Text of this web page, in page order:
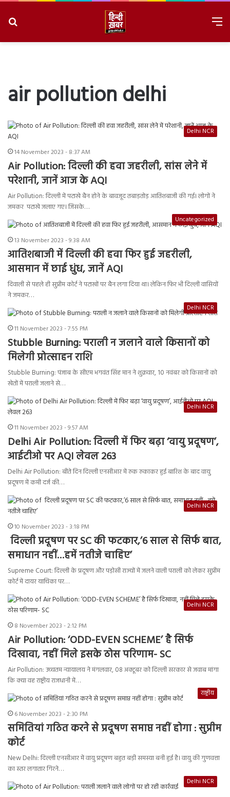
air pollution delhi
Delhi NCR
14 November 2023 - 8:37 AM
Air Pollution: दिल्ली की हवा जहरीली, सांस लेने में
परेशानी, जानें आज के AQI
Air Pollution: दिल्ली में पटाखे बैन होने के बावजूद तबाड़तोड़ आतिशबाजी की गई। लोगों ने
जमकर पटाखे जलाए गए। जिसके…
Uncategorized
13 November 2023 - 9:38 AM
आतिशबाजी में दिल्ली की हवा फिर हुई जहरीली,
आसमान में छाई धुंध, जानें AQI
दिवाली से पहले ही सुप्रीम कोर्ट ने पटाखों पर बैन लगा दिया था। लेकिन फिर भी दिल्ली वासियों
ने जमकर…
Delhi NCR
11 November 2023 - 7:55 PM
Stubble Burning: पराली न जलाने वाले किसानों को
मिलेगी प्रोत्साहन राशि
Stubble Burning: पंजाब के सीएम भगवंत सिंह मान ने शुक्रवार, 10 नवंबर को किसानों को
खेतों में पराली जलाने से…
Delhi NCR
11 November 2023 - 9:57 AM
Delhi Air Pollution: दिल्ली में फिर बढ़ा ‘वायु प्रदूषण’,
आईटीओ पर AQI लेवल 263
Delhi Air Pollution: बीते दिन दिल्ली एनसीआर में रुक रुकाकर हुई बारिश के बाद वायु
प्रदूषण में कमी दर्ज की…
Delhi NCR
10 November 2023 - 3:18 PM
दिल्ली प्रदूषण पर SC की फटकार,’6 साल से सिर्फ बात,
समाधान नहीं…हमें नतीजे चाहिए’
Supreme Court: दिल्ली के प्रदूषण और पड़ोसी राज्यों में जलने वाली पराली को लेकर सुप्रीम
कोर्ट में दायर याचिका पर…
Delhi NCR
8 November 2023 - 2:12 PM
Air Pollution: ‘ODD-EVEN SCHEME’ है सिर्फ
दिखावा, नहीं मिले इसके ठोस परिणाम- SC
Air Pollution: उच्चतम न्यायालय ने मंगलवार, 08 अक्टूबर को दिल्ली सरकार से जवाब मांगा
कि क्या वह राष्ट्रीय राजधानी में…
राष्ट्रीय
6 November 2023 - 2:30 PM
समितियां गठित करने से प्रदूषण समाप्त नहीं होगा : सुप्रीम
कोर्ट
New Delhi: दिल्ली एनसीआर में वायु प्रदूषण बहुत बड़ी समस्या बनी हुई है। वायु की गुणवत्ता
का स्तर लगातार गिरने…
Delhi NCR